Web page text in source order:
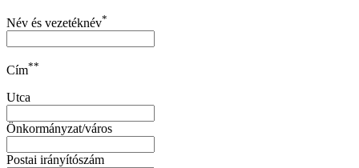
Név és vezetéknév*
Cím**
Utca
Önkormányzat/város
Postai irányítószám